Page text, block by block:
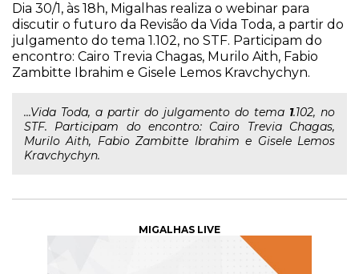
Dia 30/1, às 18h, Migalhas realiza o webinar para
discutir o futuro da Revisão da Vida Toda, a partir do
julgamento do tema 1.102, no STF. Participam do
encontro: Cairo Trevia Chagas, Murilo Aith, Fabio
Zambitte Ibrahim e Gisele Lemos Kravchychyn.
...Vida Toda, a partir do julgamento do tema 1.102, no
STF. Participam do encontro: Cairo Trevia Chagas,
Murilo Aith, Fabio Zambitte Ibrahim e Gisele Lemos
Kravchychyn.
MIGALHAS LIVE